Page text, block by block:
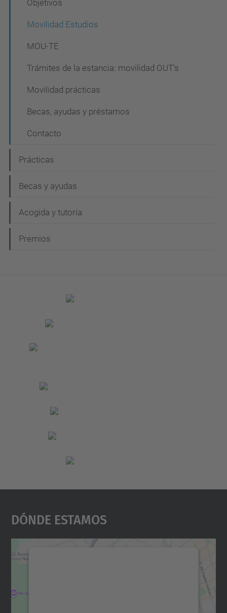
Objetivos
Movilidad Estudios
MOU-TE
Trámites de la estancia: movilidad OUT's
Movilidad prácticas
Becas, ayudas y préstamos
Contacto
Prácticas
Becas y ayudas
Acogida y tutoría
Premios
Dónde Estamos